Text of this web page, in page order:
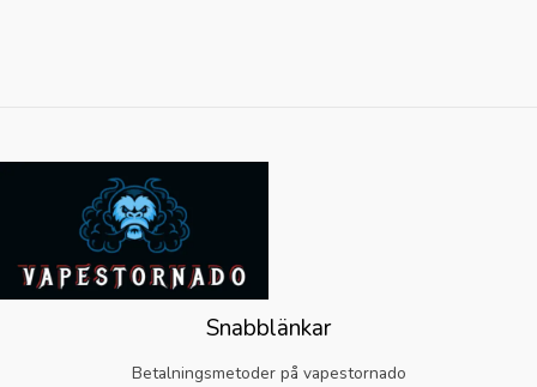
Snabblänkar
Betalningsmetoder på vapestornado